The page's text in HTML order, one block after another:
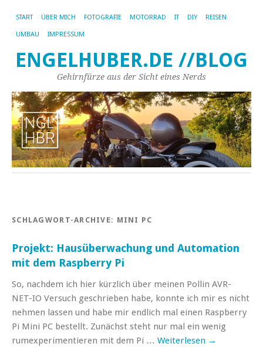
START ÜBER MICH FOTOGRAFIE MOTORRAD IT DIY REISEN
UMBAU IMPRESSUM
ENGELHUBER.DE //BLOG
Gehirnfürze aus der Sicht eines Nerds
SCHLAGWORT-ARCHIVE: MINI PC
Projekt: Hausüberwachung und Automation
mit dem Raspberry Pi
So, nachdem ich hier kürzlich über meinen Pollin AVR-
NET-IO Versuch geschrieben habe, konnte ich mir es nicht
nehmen lassen und habe mir endlich mal einen Raspberry
Pi Mini PC bestellt. Zunächst steht nur mal ein wenig
rumexperimentieren mit dem Pi … Weiterlesen →